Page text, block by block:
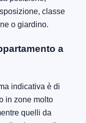
classe
o giardino.
a
indicativa è di
in zone molto
quelli da